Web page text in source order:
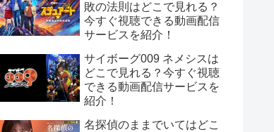
敗の法則はどこで見れる？
今すぐ視聴できる動画配信
サービスを紹介！
サイボーグ009 ネメシスは
どこで見れる？今すぐ視聴
できる動画配信サービスを
紹介！
名探偵のままでいてはどこ